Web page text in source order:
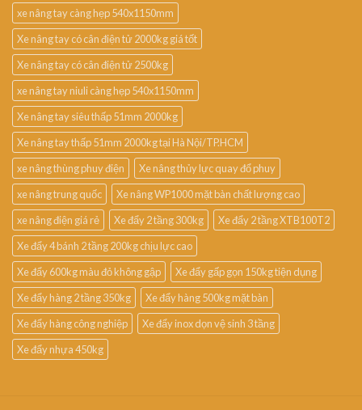
xe nâng tay càng hẹp 540x1150mm
Xe nâng tay có cân điện tử 2000kg giá tốt
Xe nâng tay có cân điện tử 2500kg
xe nâng tay niuli càng hẹp 540x1150mm
Xe nâng tay siêu thấp 51mm 2000kg
Xe nâng tay thấp 51mm 2000kg tại Hà Nội/TP.HCM
xe nâng thùng phuy điện
Xe nâng thủy lực quay đổ phuy
xe nâng trung quốc
Xe nâng WP1000 mặt bàn chất lượng cao
xe nâng điện giá rẻ
Xe đẩy 2 tầng 300kg
Xe đẩy 2 tầng XTB100T2
Xe đẩy 4 bánh 2 tầng 200kg chịu lực cao
Xe đẩy 600kg màu đỏ không gập
Xe đẩy gấp gọn 150kg tiện dụng
Xe đẩy hàng 2 tầng 350kg
Xe đẩy hàng 500kg mặt bàn
Xe đẩy hàng công nghiệp
Xe đẩy inox dọn vệ sinh 3 tầng
Xe đẩy nhựa 450kg